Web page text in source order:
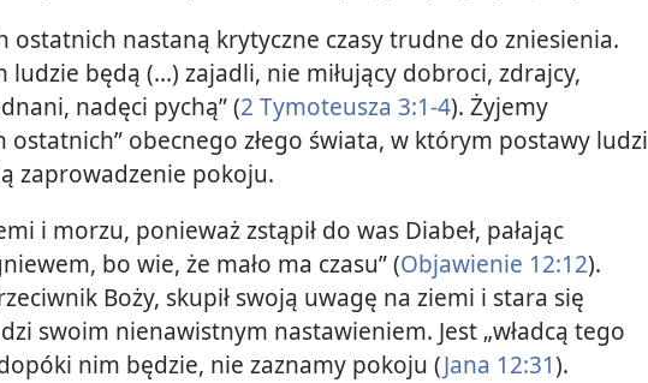
ostatnich nastaną krytyczne czasy trudne do zniesienia.
ludzie będą (...) zajadli, nie miłujący dobroci, zdrajcy,
nadęci pychą” (2 Tymoteusza 3:1-4). Żyjemy
ostatnich” obecnego złego świata, w którym postawy ludzi
zaprowadzenie pokoju.
i morzu, ponieważ zstąpił do was Diabeł, pałając
bo wie, że mało ma czasu” (Objawienie 12:12).
Boży, skupił swoją uwagę na ziemi i stara się
swoim nienawistnym nastawieniem. Jest „władcą tego
nim będzie, nie zaznamy pokoju (Jana 12:31).